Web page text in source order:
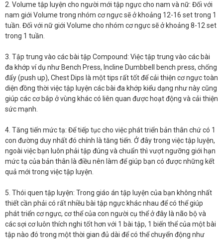
2. Volume tập luyện cho người mới tập ngực cho nam và nữ: Đối với
nam giới Volume trong nhóm cơ ngực sẽ ở khoảng 12-16 set trong 1
tuần. Đối với nữ giới Volume cho nhóm cơ ngực sẽ ở khoảng 8-12 set
trong 1 tuần.
3. Tập trung vào các bài tập Compound: Việc tập trung vào các bài
đa khớp ví dụ như Bench Press, Incline Dumbbell bench press, chống
đẩy (push up), Chest Dips là một tips rất tốt để cải thiện cơ ngực toàn
diện đồng thời việc tập luyện các bài đa khớp kiểu dạng như này cũng
giúp các cơ bắp ở vùng khác có liên quan được hoạt động và cải thiện
sức mạnh.
4. Tăng tiến mức tạ: Để tiếp tục cho việc phát triển bản thân chứ có 1
con đường duy nhất đó chính là tăng tiến. Ở đây trong việc tập luyện,
ngoài việc bạn luôn phải tập đúng và chuẩn thì vượt ngưỡng giới hạn
mức tạ của bản thân là điều nên làm để giúp bạn có được những kết
quả mới trong việc tập luyện.
5. Thói quen tập luyện: Trong giáo án tập luyện của bạn không nhất
thiết cần phải có rất nhiều bài tập ngực khác nhau để có thể giúp
phát triển cơ ngực, cơ thể của con người cụ thể ở đây là não bộ và
các sợi cơ luôn thích nghi tốt hơn với 1 bài tập, 1 biến thể của một bài
tập nào đó trong một thời gian đủ dài để có thể chuyển động như